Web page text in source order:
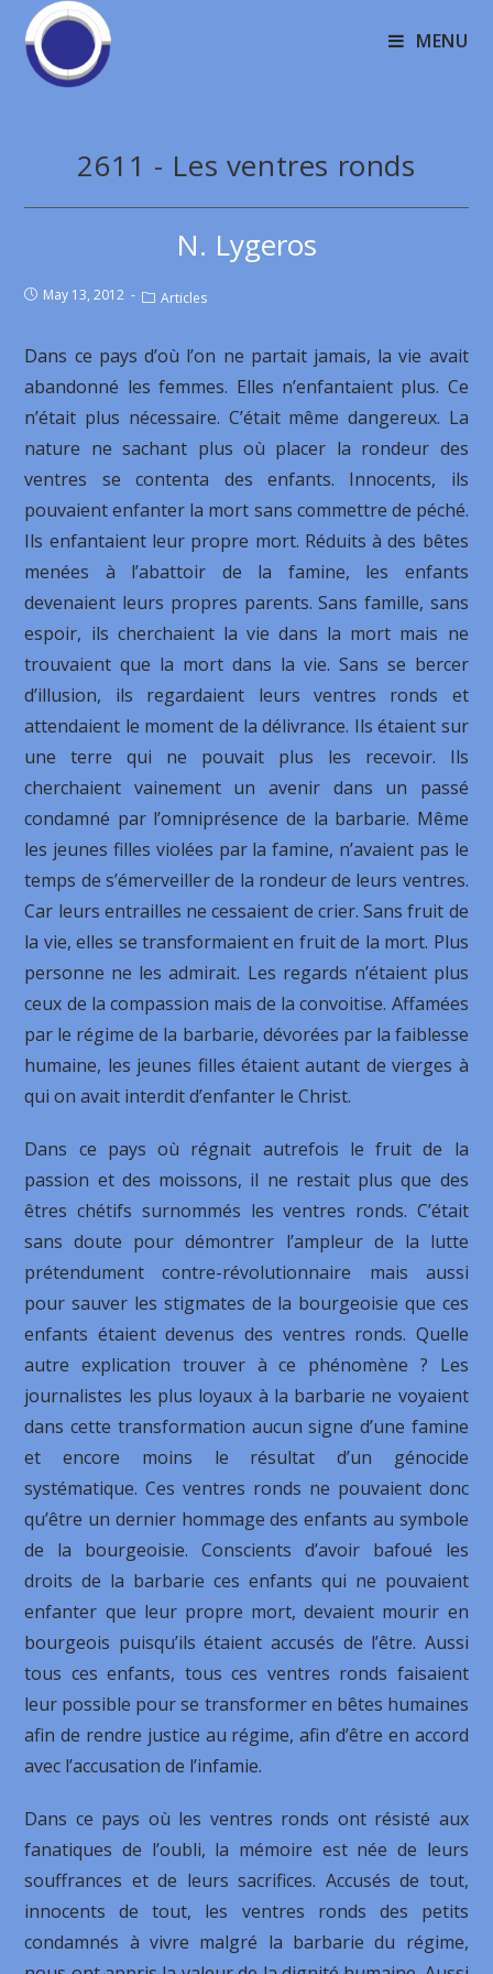
MENU
2611 - Les ventres ronds
N. Lygeros
May 13, 2012 Articles
Dans ce pays d’où l’on ne partait jamais, la vie avait
abandonné les femmes. Elles n’enfantaient plus. Ce
n’était plus nécessaire. C’était même dangereux. La
nature ne sachant plus où placer la rondeur des
ventres se contenta des enfants. Innocents, ils
pouvaient enfanter la mort sans commettre de péché.
Ils enfantaient leur propre mort. Réduits à des bêtes
menées à l’abattoir de la famine, les enfants
devenaient leurs propres parents. Sans famille, sans
espoir, ils cherchaient la vie dans la mort mais ne
trouvaient que la mort dans la vie. Sans se bercer
d’illusion, ils regardaient leurs ventres ronds et
attendaient le moment de la délivrance. Ils étaient sur
une terre qui ne pouvait plus les recevoir. Ils
cherchaient vainement un avenir dans un passé
condamné par l’omniprésence de la barbarie. Même
les jeunes filles violées par la famine, n’avaient pas le
temps de s’émerveiller de la rondeur de leurs ventres.
Car leurs entrailles ne cessaient de crier. Sans fruit de
la vie, elles se transformaient en fruit de la mort. Plus
personne ne les admirait. Les regards n’étaient plus
ceux de la compassion mais de la convoitise. Affamées
par le régime de la barbarie, dévorées par la faiblesse
humaine, les jeunes filles étaient autant de vierges à
qui on avait interdit d’enfanter le Christ.
Dans ce pays où régnait autrefois le fruit de la
passion et des moissons, il ne restait plus que des
êtres chétifs surnommés les ventres ronds. C’était
sans doute pour démontrer l’ampleur de la lutte
prétendument contre-révolutionnaire mais aussi
pour sauver les stigmates de la bourgeoisie que ces
enfants étaient devenus des ventres ronds. Quelle
autre explication trouver à ce phénomène ? Les
journalistes les plus loyaux à la barbarie ne voyaient
dans cette transformation aucun signe d’une famine
et encore moins le résultat d’un génocide
systématique. Ces ventres ronds ne pouvaient donc
qu’être un dernier hommage des enfants au symbole
de la bourgeoisie. Conscients d’avoir bafoué les
droits de la barbarie ces enfants qui ne pouvaient
enfanter que leur propre mort, devaient mourir en
bourgeois puisqu’ils étaient accusés de l’être. Aussi
tous ces enfants, tous ces ventres ronds faisaient
leur possible pour se transformer en bêtes humaines
afin de rendre justice au régime, afin d’être en accord
avec l’accusation de l’infamie.
Dans ce pays où les ventres ronds ont résisté aux
fanatiques de l’oubli, la mémoire est née de leurs
souffrances et de leurs sacrifices. Accusés de tout,
innocents de tout, les ventres ronds des petits
condamnés à vivre malgré la barbarie du régime,